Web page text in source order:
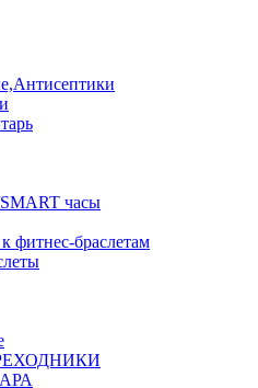
часы
фитнес-браслетам